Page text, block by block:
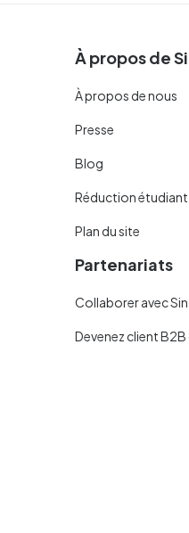
À propos de
À propos de nous
Presse
Blog
Réduction étudiant
Plan du site
Partenariats
Collaborer avec
Devenez client B2B